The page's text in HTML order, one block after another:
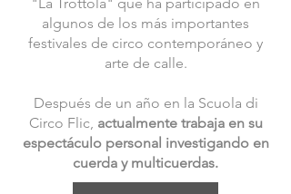
algunos de los más importantes
festivales de circo contemporáneo y
arte de calle.
Después de un año en la Scuola di
Circo Flic, actualmente trabaja en su
espectáculo personal investigando en
cuerda y multicuerdas.